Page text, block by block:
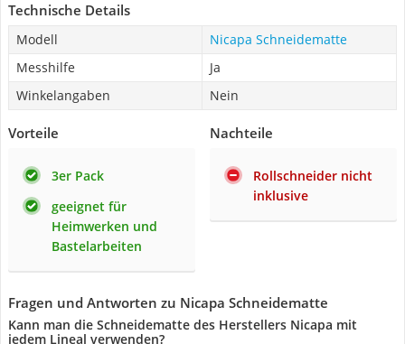
Technische Details
Modell
Nicapa Schneidematte
Messhilfe
Ja
Winkelangaben
Nein
Vorteile
3er Pack
geeignet für
Heimwerken und
Bastelarbeiten
Nachteile
Rollschneider nicht
inklusive
Fragen und Antworten zu Nicapa Schneidematte
Kann man die Schneidematte des Herstellers Nicapa mit
jedem Lineal verwenden?